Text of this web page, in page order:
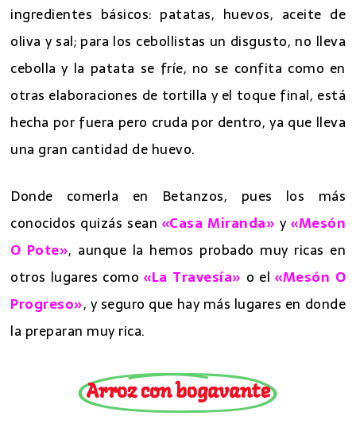
ingredientes básicos: patatas, huevos, aceite de
oliva y sal; para los cebollistas un disgusto, no lleva
cebolla y la patata se fríe, no se confita como en
otras elaboraciones de tortilla y el toque final, está
hecha por fuera pero cruda por dentro, ya que lleva
una gran cantidad de huevo.
Donde comerla en Betanzos, pues los más
conocidos quizás sean «Casa Miranda» y«Mesón
O Pote», aunque la hemos probado muy ricas en
otros lugares como«La Travesía» o el«Mesón O
Progreso», y seguro que hay más lugares en donde
la preparan muy rica.
Arroz con bogavante